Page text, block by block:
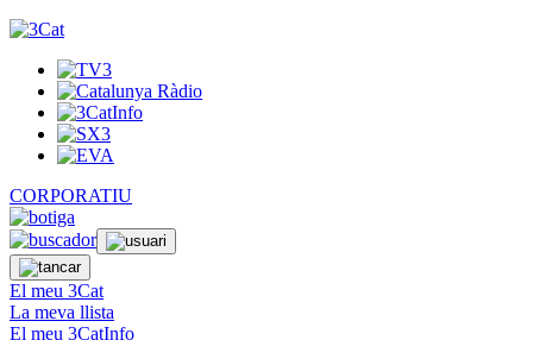
CORPORATIU
El meu 3Cat
La meva llista
El meu 3CatInfo